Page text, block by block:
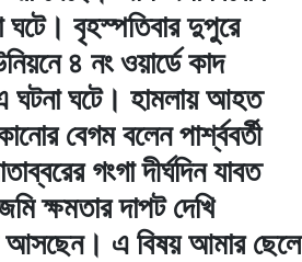
ঘটে। বৃহস্পতিবার দুপুরে
৪ নং ওয়ার্ডে কাদ
এ ঘটনা ঘটে। হামলায় আহত
বেগম বলেন পার্শ্ববর্তী
গংগা দীর্ঘদিন যাবত
ক্ষমতার দাপট দেখি
আসছেন। এ বিষয় আমার ছেলে